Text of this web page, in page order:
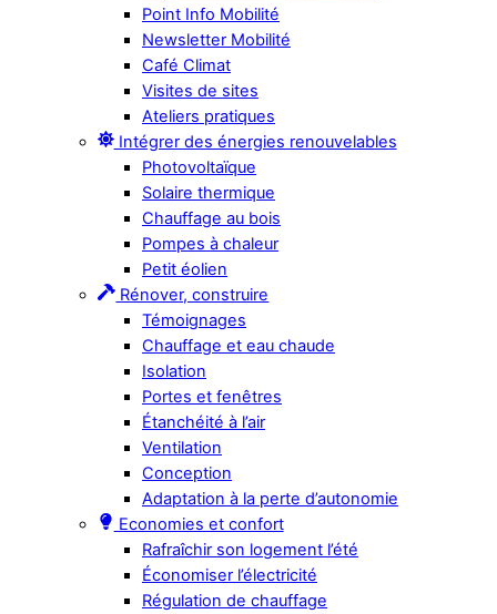
Point Info Mobilité
Newsletter Mobilité
Café Climat
Visites de sites
Ateliers pratiques
Intégrer des énergies renouvelables
Photovoltaïque
Solaire thermique
Chauffage au bois
Pompes à chaleur
Petit éolien
Rénover, construire
Témoignages
Chauffage et eau chaude
Isolation
Portes et fenêtres
Étanchéité à l’air
Ventilation
Conception
Adaptation à la perte d’autonomie
Economies et confort
Rafraîchir son logement l’été
Économiser l’électricité
Régulation de chauffage